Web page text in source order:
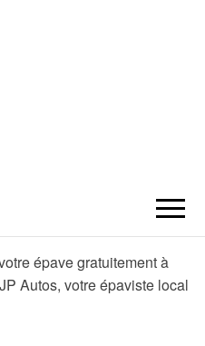
explorer cette
et vibrante !
épave gratuitement à
Autos, votre épaviste local